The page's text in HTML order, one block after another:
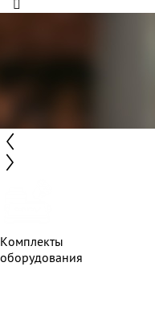
Комплекты
оборудования